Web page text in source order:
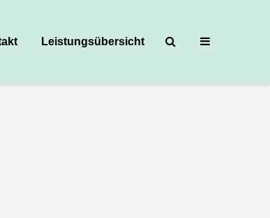
Leistungsübersicht